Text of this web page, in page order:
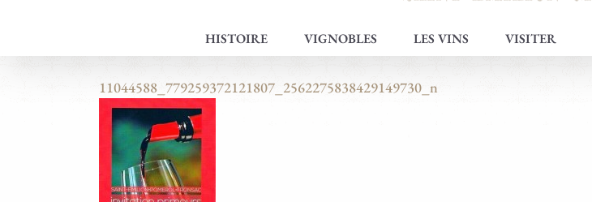
HISTOIRE VIGNOBLES LES VINS VISITER
11044588_779259372121807_2562275838429149730_n